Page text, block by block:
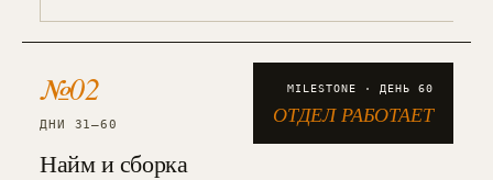
№02
ДНИ 31–60
Найм и сборка
MILESTONE · ДЕНЬ 60
ОТДЕЛ РАБОТАЕТ